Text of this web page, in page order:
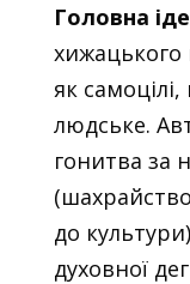
Головна
хижацького
як
людське.
гонитва за
до
духовної